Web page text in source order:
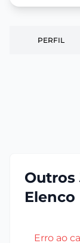
PERFIL
Outros
Elenco
Erro ao